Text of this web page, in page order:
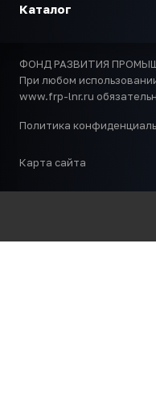
Каталог
ФОНД РАЗВИТИЯ
При любом
www.frp-lnr.ru
Политика
Карта сайта